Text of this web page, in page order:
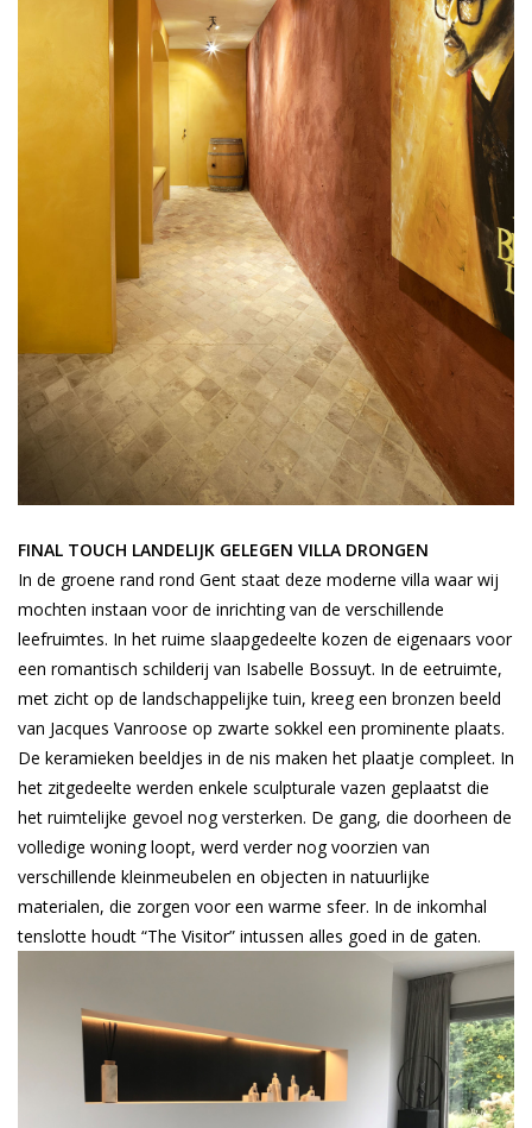
FINAL TOUCH LANDELIJK GELEGEN VILLA DRONGEN
In de groene rand rond Gent staat deze moderne villa waar wij
mochten instaan voor de inrichting van de verschillende
leefruimtes. In het ruime slaapgedeelte kozen de eigenaars voor
een romantisch schilderij van Isabelle Bossuyt. In de eetruimte,
met zicht op de landschappelijke tuin, kreeg een bronzen beeld
van Jacques Vanroose op zwarte sokkel een prominente plaats.
De keramieken beeldjes in de nis maken het plaatje compleet. In
het zitgedeelte werden enkele sculpturale vazen geplaatst die
het ruimtelijke gevoel nog versterken. De gang, die doorheen de
volledige woning loopt, werd verder nog voorzien van
verschillende kleinmeubelen en objecten in natuurlijke
materialen, die zorgen voor een warme sfeer. In de inkomhal
tenslotte houdt “The Visitor” intussen alles goed in de gaten.